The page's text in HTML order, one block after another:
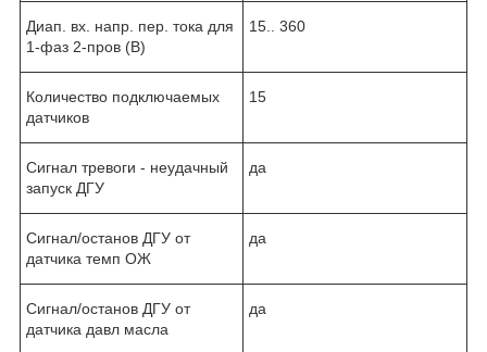
Диап. вх. напр. пер. тока для
1-фаз 2-пров (В)
15.. 360
Количество подключаемых
датчиков
15
Сигнал тревоги - неудачный
запуск ДГУ
да
Сигнал/останов ДГУ от
датчика темп ОЖ
да
Сигнал/останов ДГУ от
датчика давл масла
да